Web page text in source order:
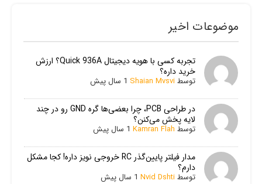
موضوعات اخیر
تجربه کسی با هویه دیجیتال Quick 936A؟ ارزش
خرید داره؟
توسطShaian Mvsvi 1 سال پیش
در طراحی PCB، چرا بعضی‌ها گره GND رو در چند
لایه پخش می‌کنن؟
توسط Kamran Flah 1 سال پیش
مدار فیلتر پایین‌گذر RC خروجی نویز داره! کجا مشکل
دارم؟
توسطNvid Dshti 1 سال پیش